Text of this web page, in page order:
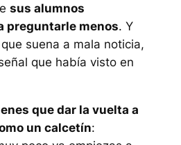
sus alumnos
preguntarle menos. Y
suena a mala noticia,
que había visto en
que dar la vuelta a
un calcetín: